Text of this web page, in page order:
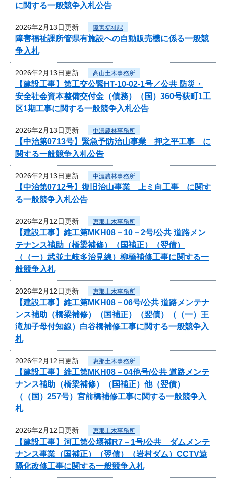
に関する一般競争入札公告
2026年2月13日更新 障害福祉課
障害福祉課所管県有施設への自動販売機に係る一般競
争入札
2026年2月13日更新 高山土木事務所
【建設工事】第工交公緊HT-10-02-1号／公共 防災・
安全社会資本整備交付金（債務）（国）360号荻町1工
区1期工事に関する一般競争入札公告
2026年2月13日更新 中濃農林事務所
【中治第0713号】緊急予防治山事業 押之平工事 に
関する一般競争入札公告
2026年2月13日更新 中濃農林事務所
【中治第0712号】復旧治山事業 上ミ向工事 に関す
る一般競争入札公告
2026年2月12日更新 恵那土木事務所
【建設工事】維工第MKH08－10－2号/公共 道路メン
テナンス補助（橋梁補修）（国補正）（翌債）
（（一）武並土岐多治見線）柳橋補修工事に関する一
般競争入札
2026年2月12日更新 恵那土木事務所
【建設工事】維工第MKH08－06号/公共 道路メンテナ
ンス補助（橋梁補修）（国補正）（翌債）（（一）王
滝加子母付知線）白谷橋補修工事に関する一般競争入
札
2026年2月12日更新 恵那土木事務所
【建設工事】維工第MKH08－04他号/公共 道路メンテ
ナンス補助（橋梁補修）（国補正）他（翌債）
（（国）257号）宮前橋補修工事に関する一般競争入
札
2026年2月12日更新 恵那土木事務所
【建設工事】河工第公堰補R7－1号/公共 ダムメンテ
ナンス事業（国補正）（翌債）（岩村ダム）CCTV遠
隔化改修工事に関する一般競争入札